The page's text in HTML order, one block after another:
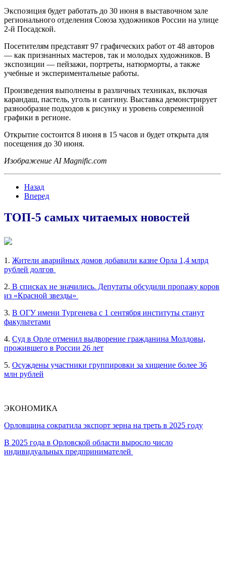
Экспозиция будет работать до 30 июня в выставочном зале
регионального отделения Союза художников России на улице
2-й Посадской.
Посетителям представят 97 графических работ от 48 авторов
— как признанных мастеров, так и молодых художников. В
экспозиции — пейзажи, портреты, натюрморты, а также
учебные и экспериментальные работы.
Произведения выполнены в различных техниках, включая
карандаш, пастель, уголь и сангину. Выставка демонстрирует
разнообразие подходов к рисунку и уровень современной
графики в регионе.
Открытие состоится 8 июня в 15 часов и будет открыта для
посещения до 30 июня.
Изображение AI Magnific.com
Назад
Вперед
ТОП-5 самых читаемых новостей
1. Жители аварийных домов добавили казне Орла 1,4 млрд
рублей долгов
2. В списках не значились. Депутаты обсудили пропажу коров
из «Красной звезды»
3. В ОГУ имени Тургенева с 1 сентября институты станут
факультетами
4. Суд в Орле отменил выдворение гражданина Молдовы,
прожившего в России 26 лет
5. Осуждены участники группировки за хищение более 36
млн рублей
ЭКОНОМИКА
Орловщина сократила экспорт зерна на треть в 2025 году
В 2025 года в Орловской области выросло число
индивидуальных предпринимателей